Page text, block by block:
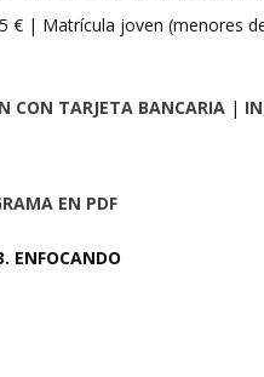
€ | Matrícula joven (menores
CON TARJETA BANCARIA |
EN PDF